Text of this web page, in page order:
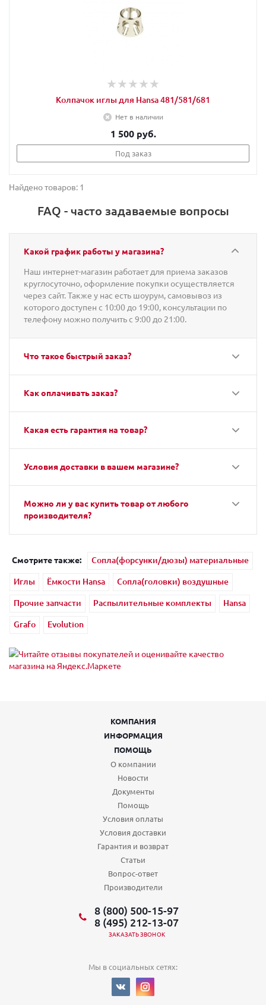
Колпачок иглы для Hansa 481/581/681
Нет в наличии
1 500 руб.
Под заказ
Найдено товаров: 1
FAQ - часто задаваемые вопросы
Какой график работы у магазина?
Наш интернет-магазин работает для приема заказов
круглосуточно, оформление покупки осуществляется
через сайт. Также у нас есть шоурум, самовывоз из
которого доступен с 10:00 до 19:00, консультации по
телефону можно получить с 9:00 до 21:00.
Что такое быстрый заказ?
Как оплачивать заказ?
Какая есть гарантия на товар?
Условия доставки в вашем магазине?
Можно ли у вас купить товар от любого
производителя?
Смотрите также:
Сопла(форсунки/дюзы) материальные
Иглы
Ёмкости Hansa
Сопла(головки) воздушные
Прочие запчасти
Распылительные комплекты
Hansa
Grafo
Evolution
КОМПАНИЯ
ИНФОРМАЦИЯ
ПОМОЩЬ
О компании
Новости
Документы
Помощь
Условия оплаты
Условия доставки
Гарантия и возврат
Статьи
Вопрос-ответ
Производители
8 (800) 500-15-97
8 (495) 212-13-07
ЗАКАЗАТЬ ЗВОНОК
Мы в социальных сетях: